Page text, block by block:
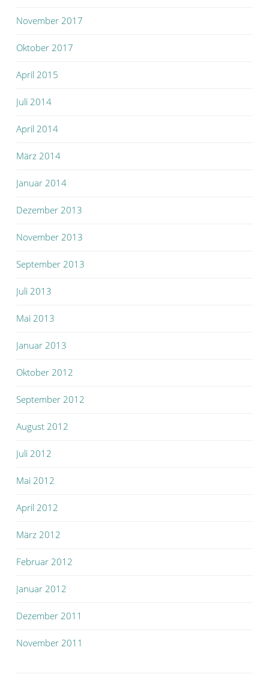
November 2017
Oktober 2017
April 2015
Juli 2014
April 2014
März 2014
Januar 2014
Dezember 2013
November 2013
September 2013
Juli 2013
Mai 2013
Januar 2013
Oktober 2012
September 2012
August 2012
Juli 2012
Mai 2012
April 2012
März 2012
Februar 2012
Januar 2012
Dezember 2011
November 2011